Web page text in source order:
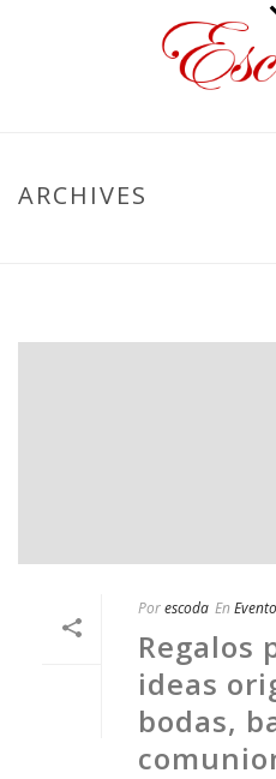
ARCHIVES
Porescoda En
Regalos
ideas
bodas,